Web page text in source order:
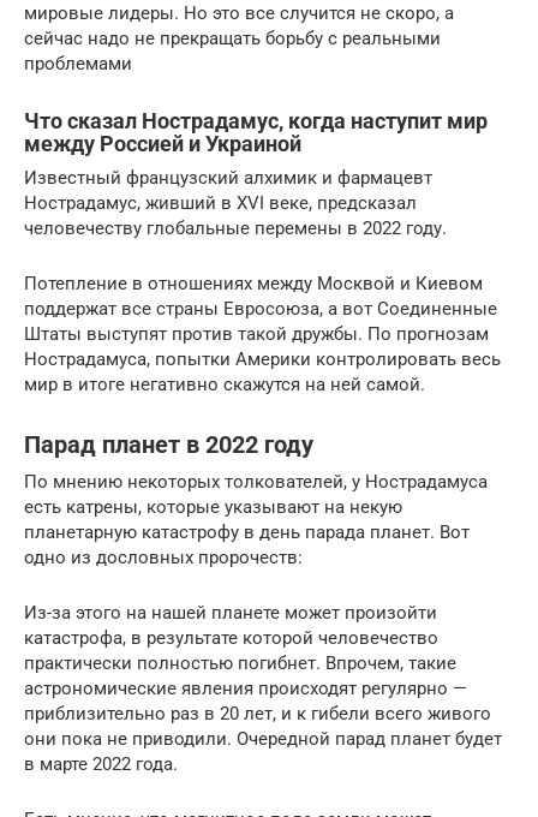
мировые лидеры. Но это все случится не скоро, а
сейчас надо не прекращать борьбу с реальными
проблемами
Что сказал Нострадамус, когда наступит мир
между Россией и Украиной
Известный французский алхимик и фармацевт
Нострадамус, живший в XVI веке, предсказал
человечеству глобальные перемены в 2022 году.
Потепление в отношениях между Москвой и Киевом
поддержат все страны Евросоюза, а вот Соединенные
Штаты выступят против такой дружбы. По прогнозам
Нострадамуса, попытки Америки контролировать весь
мир в итоге негативно скажутся на ней самой.
Парад планет в 2022 году
По мнению некоторых толкователей, у Нострадамуса
есть катрены, которые указывают на некую
планетарную катастрофу в день парада планет. Вот
одно из дословных пророчеств:
Из-за этого на нашей планете может произойти
катастрофа, в результате которой человечество
практически полностью погибнет. Впрочем, такие
астрономические явления происходят регулярно —
приблизительно раз в 20 лет, и к гибели всего живого
они пока не приводили. Очередной парад планет будет
в марте 2022 года.